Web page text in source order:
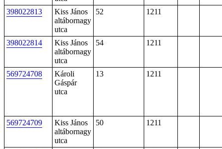
398022813
Kiss János
altábornagy
utca
52 1211
398022814
Kiss János
altábornagy
utca
54 1211
569724708
Károli
Gáspár
utca
13 1211
569724709
Kiss János
altábornagy
utca
50 1211